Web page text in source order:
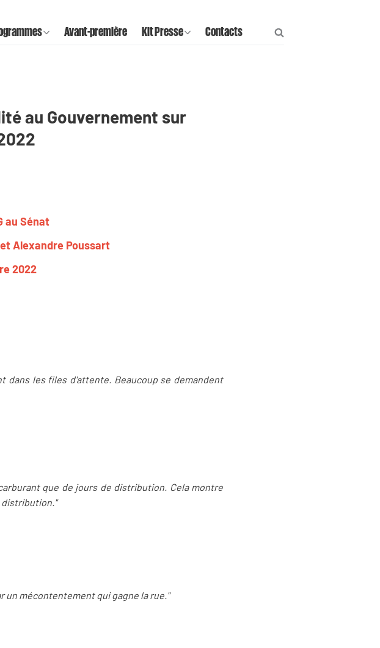
Avant-première Kit Presse Contacts
au Gouvernement sur
au Sénat
Alexandre Poussart
2022
dans les files d'attente. Beaucoup se demandent
que de jours de distribution. Cela montre
distribution."
un mécontentement qui gagne la rue."